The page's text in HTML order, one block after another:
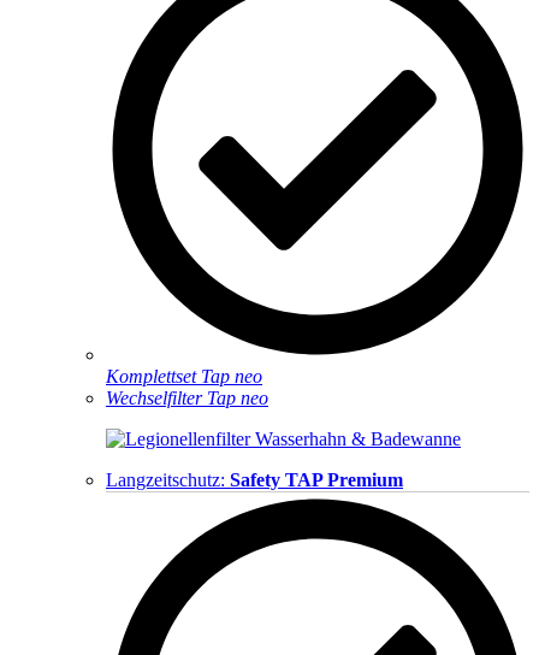
Komplettset Tap neo
Wechselfilter Tap neo
Langzeitschutz: Safety TAP Premium